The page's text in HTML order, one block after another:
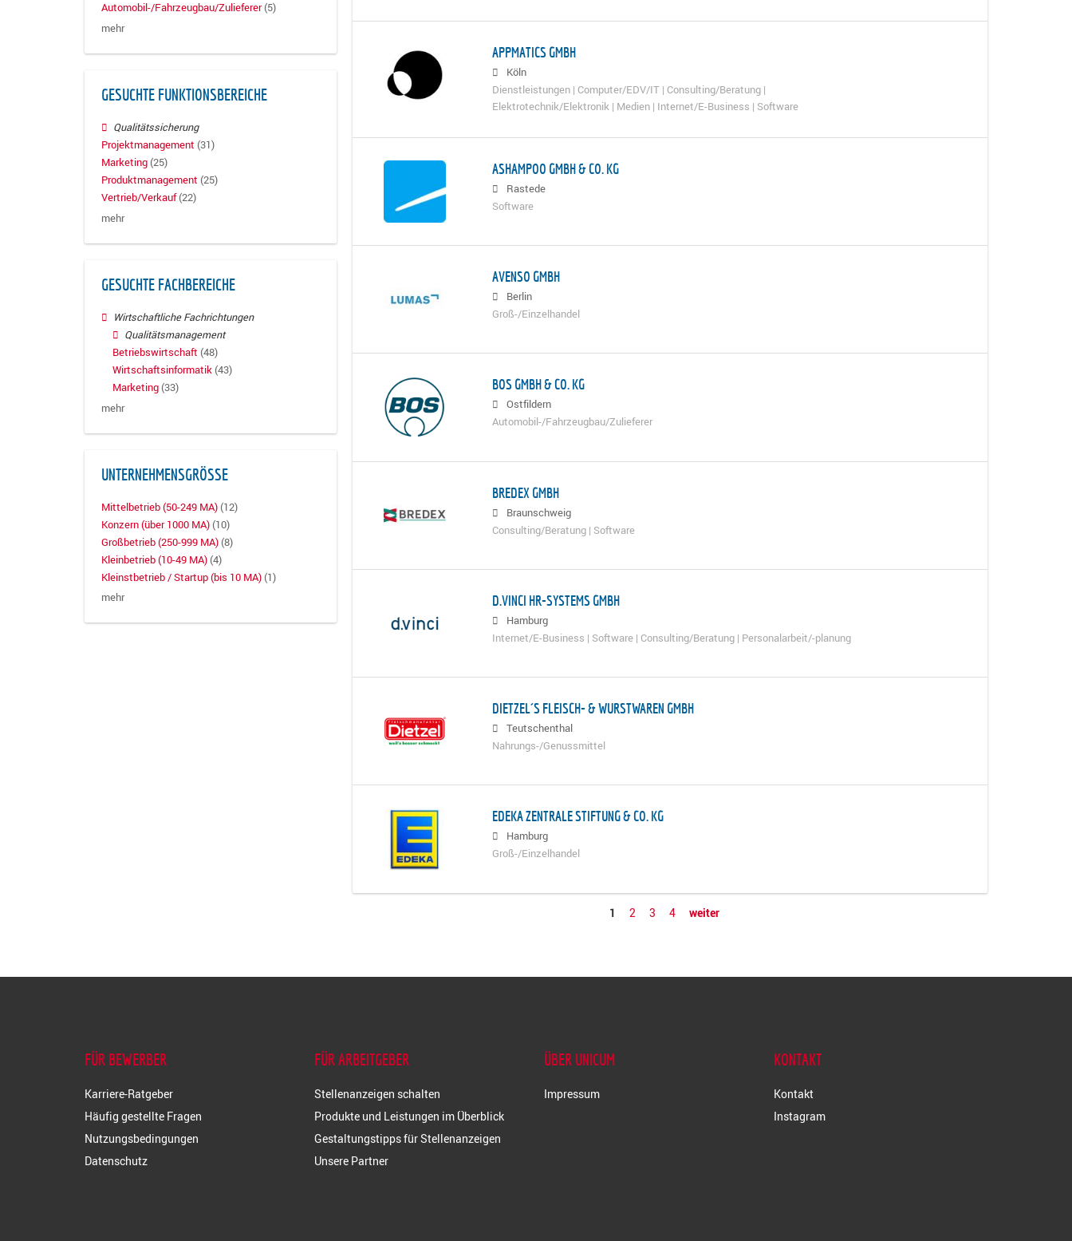
APPMATICS GMBH
Köln
Dienstleistungen | Computer/EDV/IT | Consulting/Beratung |
Elektrotechnik/Elektronik | Medien | Internet/E-Business | Software
ASHAMPOO GMBH & CO. KG
Rastede
Software
AVENSO GMBH
Berlin
Groß-/Einzelhandel
BOS GMBH & CO. KG
Ostfildern
Automobil-/Fahrzeugbau/Zulieferer
BREDEX GMBH
Braunschweig
Consulting/Beratung | Software
D.VINCI HR-SYSTEMS GMBH
Hamburg
Internet/E-Business | Software | Consulting/Beratung | Personalarbeit/-planung
DIETZEL´S FLEISCH- & WURSTWAREN GMBH
Teutschenthal
Nahrungs-/Genussmittel
EDEKA ZENTRALE STIFTUNG & CO. KG
Hamburg
Groß-/Einzelhandel
1 2 3 4 weiter
Automobil-/Fahrzeugbau/Zulieferer (5)
mehr
GESUCHTE FUNKTIONSBEREICHE
Qualitätssicherung
Projektmanagement (31)
Marketing (25)
Produktmanagement (25)
Vertrieb/Verkauf (22)
mehr
GESUCHTE FACHBEREICHE
Wirtschaftliche Fachrichtungen
Qualitätsmanagement
Betriebswirtschaft (48)
Wirtschaftsinformatik (43)
Marketing (33)
mehr
UNTERNEHMENSGRÖSSE
Mittelbetrieb (50-249 MA) (12)
Konzern (über 1000 MA) (10)
Großbetrieb (250-999 MA) (8)
Kleinbetrieb (10-49 MA) (4)
Kleinstbetrieb / Startup (bis 10 MA) (1)
mehr
FÜR BEWERBER
Karriere-Ratgeber
Häufig gestellte Fragen
Nutzungsbedingungen
Datenschutz
FÜR ARBEITGEBER
Stellenanzeigen schalten
Produkte und Leistungen im Überblick
Gestaltungstipps für Stellenanzeigen
Unsere Partner
ÜBER UNICUM
Impressum
KONTAKT
Kontakt
Instagram